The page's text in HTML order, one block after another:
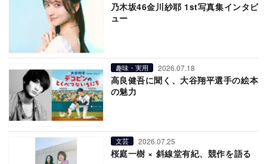
乃木坂46金川紗耶 1st写真集インタビ
ュー
趣味・実用 2026.07.18
高良健吾に聞く、大谷翔平選手の絵本
の魅力
文芸 2026.07.25
桜庭一樹 × 斜線堂有紀、競作を語る